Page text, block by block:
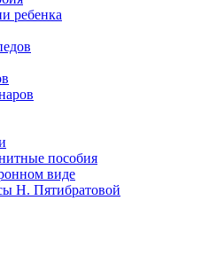
ребенка
пособия
виде
Н. Пятибратовой